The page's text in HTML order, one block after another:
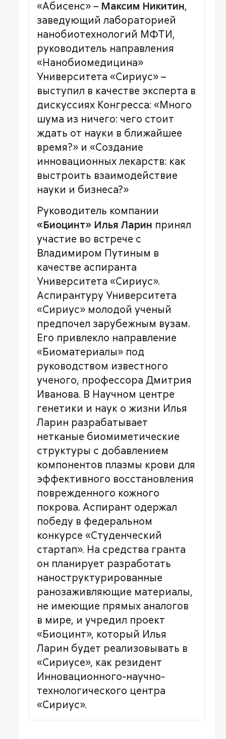
«Абисенс» – Максим Никитин,
заведующий лабораторией
нанобиотехнологий МФТИ,
руководитель направления
«Нанобиомедицина»
Университета «Сириус» –
выступил в качестве эксперта в
дискуссиях Конгресса: «Много
шума из ничего: чего стоит
ждать от науки в ближайшее
время?» и «Создание
инновационных лекарств: как
выстроить взаимодействие
науки и бизнеса?»
Руководитель компании
«Биоцинт» Илья Ларин принял
участие во встрече с
Владимиром Путиным в
качестве аспиранта
Университета «Сириус».
Аспирантуру Университета
«Сириус» молодой ученый
предпочел зарубежным вузам.
Его привлекло направление
«Биоматериалы» под
руководством известного
ученого, профессора Дмитрия
Иванова. В Научном центре
генетики и наук о жизни Илья
Ларин разрабатывает
нетканые биомиметические
структуры с добавлением
компонентов плазмы крови для
эффективного восстановления
поврежденного кожного
покрова. Аспирант одержал
победу в федеральном
конкурсе «Студенческий
стартап». На средства гранта
он планирует разработать
наноструктурированные
ранозаживляющие материалы,
не имеющие прямых аналогов
в мире, и учредил проект
«Биоцинт», который Илья
Ларин будет реализовывать в
«Сириусе», как резидент
Инновационного-научно-
технологического центра
«Сириус».